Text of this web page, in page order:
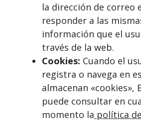
la dirección de correo
responder a las
información que el
través de la web.
Cookies: Cuando el
registra o navega en
almacenan «cookies»,
puede consultar en
momento la política